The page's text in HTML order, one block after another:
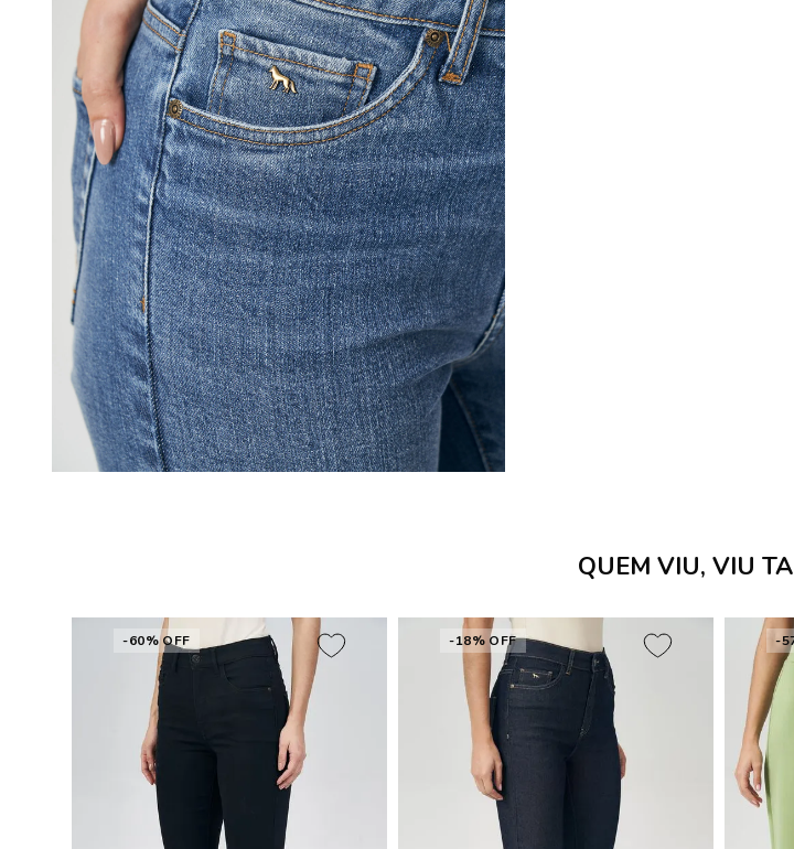
QUEM VIU, VIU
-60% OFF -18% OFF -